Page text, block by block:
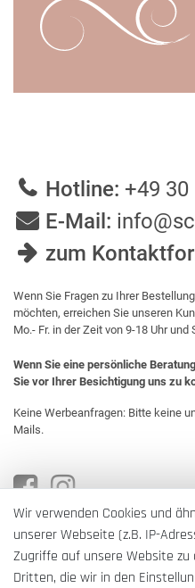
Hotline: +49 30
E-Mail:
zum
Wenn Sie Fragen zu Ihrer
möchten, erreichen Sie unseren
Mo.- Fr. in der Zeit von 9-18 Uhr und
Wenn Sie eine persönliche
Sie vor Ihrer Besichtigung uns zu
Keine Werbeanfragen: Bitte keine
Mails.
Wir verwenden Cookies und
unserer Webseite (z.B. IP-
Zugriffe auf unsere Website
Dritten, die wir in den